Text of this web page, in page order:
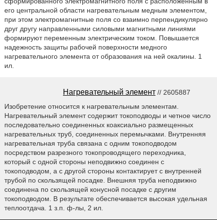
его центральной области нагревательным медным элементом,
при этом электромагнитные поля со взаимно перпендикулярно
друг другу направленными силовыми магнитными линиями
формируют переменным электрическим током. Повышается
надежность защиты рабочей поверхности медного
нагревательного элемента от образования на ней окалины. 1
ил.
Нагревательный элемент // 2605887
Изобретение относится к нагревательным элементам.
Нагревательный элемент содержит токоподводы и четное число
последовательно соединенных коаксиально размещенных
нагревательных труб, соединенных перемычками. Внутренняя
нагревательная труба связана с одним токоподводом
посредством разрезного токопроводящего переходника,
который с одной стороны неподвижно соединен с
токоподводом, а с другой стороны контактирует с внутренней
трубой по скользящей посадке. Внешняя труба неподвижно
соединена по скользящей конусной посадке с другим
токоподводом. В результате обеспечивается высокая удельная
теплоотдача. 1 з.п. ф-лы, 2 ил.